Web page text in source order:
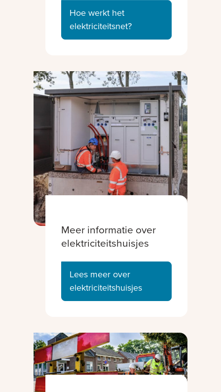
Hoe werkt het
elektriciteitsnet?
Meer informatie over
elektriciteitshuisjes
Lees meer over
elektriciteitshuisjes